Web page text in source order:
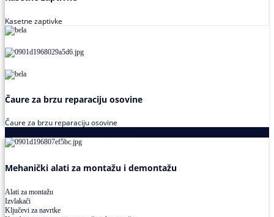
Kasetne zaptivke
Čaure za brzu reparaciju osovine
Čaure za brzu reparaciju osovine
Mehanički alati za montažu i demontažu
Alati za montažu
Izvlakači
Ključevi za navrtke